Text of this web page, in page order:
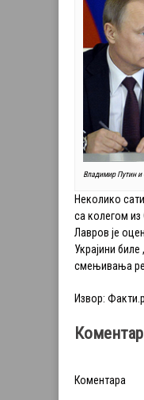
Владимир Путин и
Неколико
са колегом из
Лавров је
Украјини
смењивања
Извор:
Коментара